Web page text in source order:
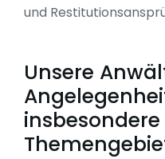
und
Unsere